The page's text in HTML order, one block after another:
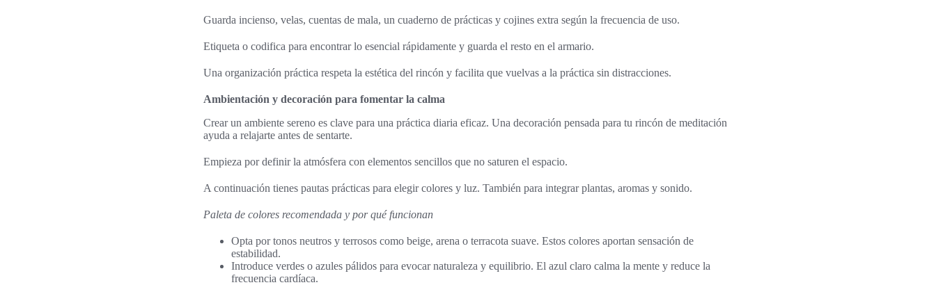
Guarda incienso, velas, cuentas de mala, un cuaderno de prácticas y cojines extra según la frecuencia de uso.
Etiqueta o codifica para encontrar lo esencial rápidamente y guarda el resto en el armario.
Una organización práctica respeta la estética del rincón y facilita que vuelvas a la práctica sin distracciones.
Ambientación y decoración para fomentar la calma
Crear un ambiente sereno es clave para una práctica diaria eficaz. Una decoración pensada para tu rincón de meditación
ayuda a relajarte antes de sentarte.
Empieza por definir la atmósfera con elementos sencillos que no saturen el espacio.
A continuación tienes pautas prácticas para elegir colores y luz. También para integrar plantas, aromas y sonido.
Paleta de colores recomendada y por qué funcionan
Opta por tonos neutros y terrosos como beige, arena o terracota suave. Estos colores aportan sensación de
estabilidad.
Introduce verdes o azules pálidos para evocar naturaleza y equilibrio. El azul claro calma la mente y reduce la
frecuencia cardíaca.